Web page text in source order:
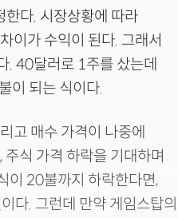
한다. 시장상황에 따라
이가 수익이 된다. 그래서
. 40달러로 1주를 샀는데
이 되는 식이다.
고 매수 가격이 나중에
식 가격 하락을 기대하며
이 20불까지 하락한다면,
다. 그런데 만약 게임스탑의